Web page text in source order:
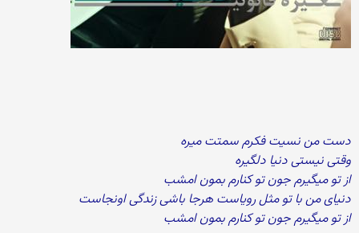
دست من نسیت فکرم سمتت میره
وقتی نیستی دنیا دلگیره
از تو میگیرم جون تو کنارم بمون امشب
دنیای من با تو مثل رویاست هرجا باشی زندگی اونجاست
از تو میگیرم جون تو کنارم بمون امشب